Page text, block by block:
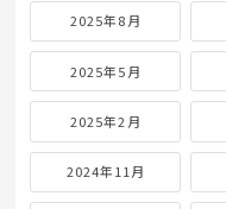
2025年8月
2025年5月
2025年2月
2024年11月